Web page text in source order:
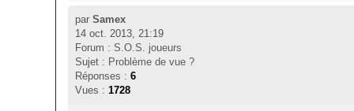
par Samex
14 oct. 2013, 21:19
Forum : S.O.S. joueurs
Sujet : Problème de vue ?
Réponses : 6
Vues : 1728